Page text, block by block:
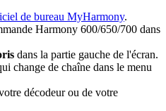
de bureau MyHarmony.
Harmony 600/650/700 dans
dans la partie gauche de l'écran.
change de chaîne dans le menu
décodeur ou de votre